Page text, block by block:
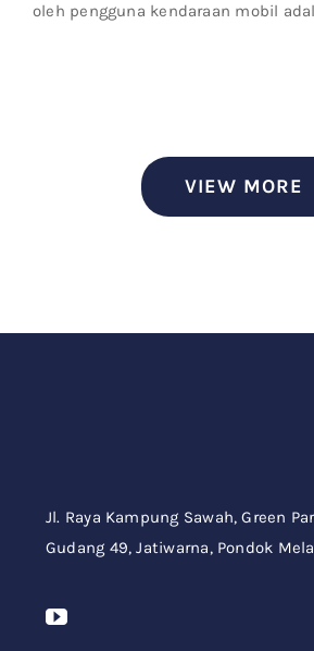
oleh pengguna kendaraan mobil
VIEW MORE
Jl. Raya Kampung Sawah,Green
Gudang 49,Jatiwarna, Pondok